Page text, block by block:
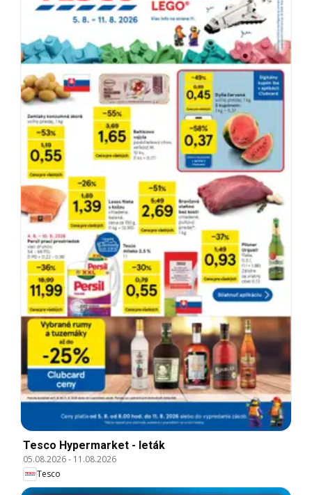
Tesco Hypermarket - leták
05.08.2026- 11.08.2026
Tesco